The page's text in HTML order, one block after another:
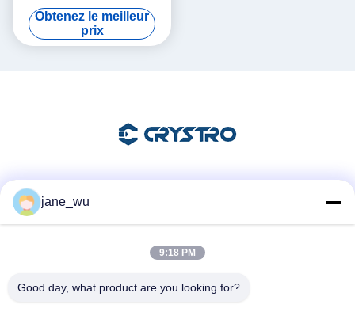
Garnet Cristaux simples et
substrats
Obtenez le meilleur
prix
jane_wu
9:18 PM
Good day, what product are you looking for?